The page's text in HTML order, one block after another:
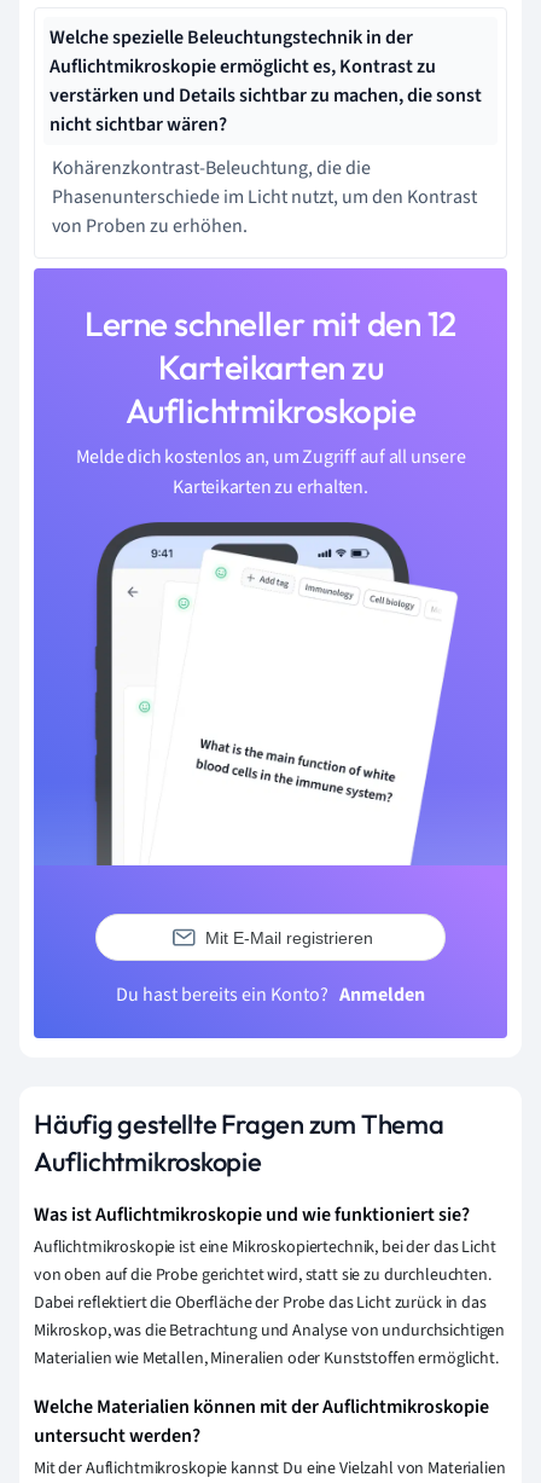
Welche spezielle Beleuchtungstechnik in der
Auflichtmikroskopie ermöglicht es, Kontrast zu
verstärken und Details sichtbar zu machen, die sonst
nicht sichtbar wären?
Kohärenzkontrast-Beleuchtung, die die
Phasenunterschiede im Licht nutzt, um den Kontrast
von Proben zu erhöhen.
Lerne schneller mit den 12
Karteikarten zu
Auflichtmikroskopie
Melde dich kostenlos an, um Zugriff auf all unsere
Karteikarten zu erhalten.
Mit E-Mail registrieren
Du hast bereits ein Konto? Anmelden
Häufig gestellte Fragen zum Thema
Auflichtmikroskopie
Was ist Auflichtmikroskopie und wie funktioniert sie?
Auflichtmikroskopie ist eine Mikroskopiertechnik, bei der das Licht
von oben auf die Probe gerichtet wird, statt sie zu durchleuchten.
Dabei reflektiert die Oberfläche der Probe das Licht zurück in das
Mikroskop, was die Betrachtung und Analyse von undurchsichtigen
Materialien wie Metallen, Mineralien oder Kunststoffen ermöglicht.
Welche Materialien können mit der Auflichtmikroskopie
untersucht werden?
Mit der Auflichtmikroskopie kannst Du eine Vielzahl von Materialien